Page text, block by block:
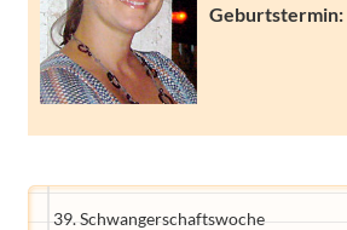
Geburtstermin:
39. Schwangerschaftswoche